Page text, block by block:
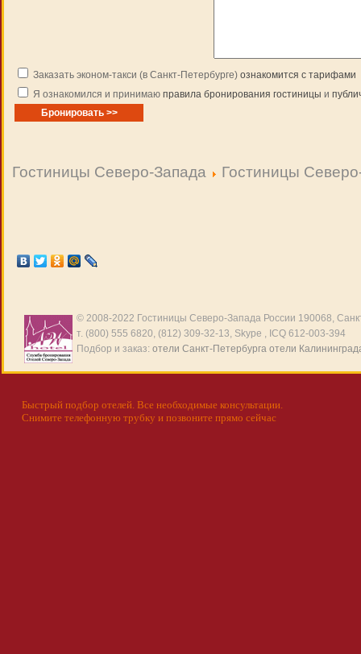
Заказать эконом-такси (в Санкт-Петербурге) ознакомится с тарифами
Я ознакомился и принимаю правила бронирования гостиницы и
Гостиницы Северо-Запада Гостиницы
© 2008-2022 Гостиницы Северо-Запада России 190068,
т. (800) 555 6820, (812) 309-32-13, Skype , ICQ 612-003-394
Подбор и заказ: отели Санкт-Петербурга отели
Быстрый подбор отелей. Все необходимые консультации.
Снимите телефонную трубку и позвоните прямо сейчас